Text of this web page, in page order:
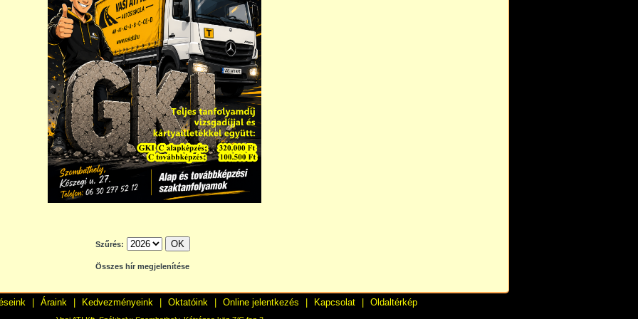
Szűrés:
Összes hír megjelenítése
Áraink Kedvezményeink Oktatóink Online jelentkezés Kapcsolat Oldaltérkép